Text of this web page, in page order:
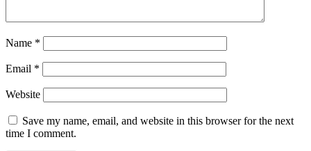
Name *
Email *
Website
Save my name, email, and website in this browser for the next
time I comment.